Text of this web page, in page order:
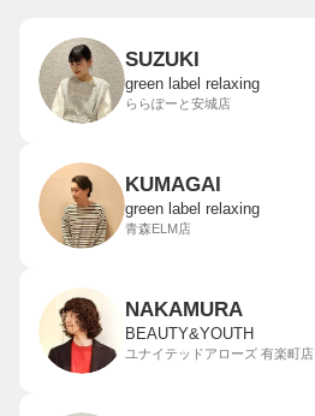
SUZUKI
green label relaxing
ららぽーと安城店
KUMAGAI
green label relaxing
青森ELM店
NAKAMURA
BEAUTY&YOUTH
ユナイテッドアローズ 有楽町店